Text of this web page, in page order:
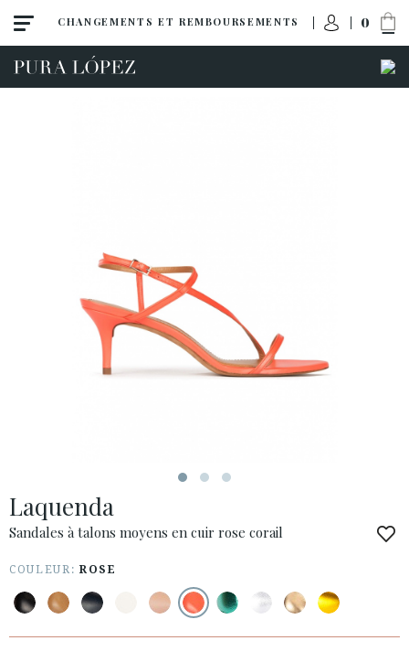
CHANGEMENTS ET REMBOURSEMENTS 0
· SERVICE CLIENT
· EXPÉDITIONS
· POLITIQUE DE CONFIDENTIALITÉ
· TERMES ET CONDITIONS
Laquenda
Sandales à talons moyens en cuir rose corail
COULEUR:ROSE